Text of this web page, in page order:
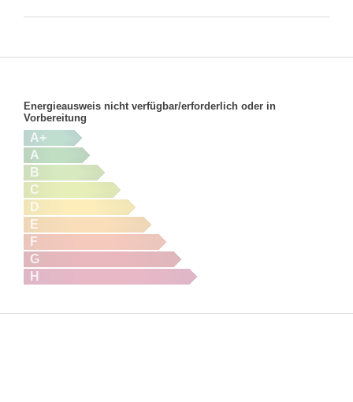
Energieausweis nicht verfügbar/erforderlich oder in
Vorbereitung
A+
A
B
C
D
E
F
G
H